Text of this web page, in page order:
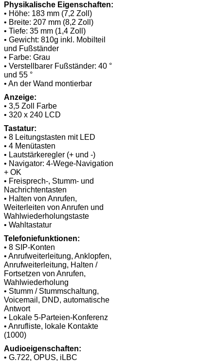
Physikalische Eigenschaften:
• Höhe: 183 mm (7,2 Zoll)
• Breite: 207 mm (8,2 Zoll)
• Tiefe: 35 mm (1,4 Zoll)
• Gewicht: 810g inkl. Mobilteil
und Fußständer
• Farbe: Grau
• Verstellbarer Fußständer: 40 °
und 55 °
• An der Wand montierbar
Anzeige:
• 3,5 Zoll Farbe
• 320 x 240 LCD
Tastatur:
• 8 Leitungstasten mit LED
• 4 Menütasten
• Lautstärkeregler (+ und -)
• Navigator: 4-Wege-Navigation
+ OK
• Freisprech-, Stumm- und
Nachrichtentasten
• Halten von Anrufen,
Weiterleiten von Anrufen und
Wahlwiederholungstaste
• Wahltastatur
Telefoniefunktionen:
• 8 SIP-Konten
• Anrufweiterleitung, Anklopfen,
Anrufweiterleitung, Halten /
Fortsetzen von Anrufen,
Wahlwiederholung
• Stumm / Stummschaltung,
Voicemail, DND, automatische
Antwort
• Lokale 5-Parteien-Konferenz
• Anrufliste, lokale Kontakte
(1000)
Audioeigenschaften:
• G.722, OPUS, iLBC